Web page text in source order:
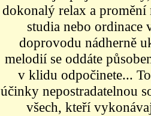
dokonalý relax a promění
studia nebo ordinace
doprovodu nádherně
melodií se oddáte
v klidu odpočinete...
účinky nepostradatelnou
všech, kteří